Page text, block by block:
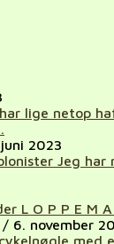
lige netop
2023
Jeg har
L O P P E M A
/ 6. november
med